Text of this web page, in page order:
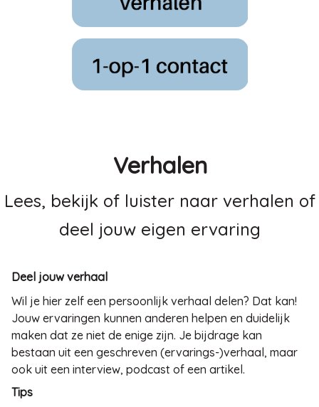
Verhalen
Lees, bekijk of luister naar verhalen of
deel jouw eigen ervaring
Deel jouw verhaal
Wil je hier zelf een persoonlijk verhaal delen? Dat kan!
Jouw ervaringen kunnen anderen helpen en duidelijk
maken dat ze niet de enige zijn. Je bijdrage kan
bestaan uit een geschreven (ervarings-)verhaal, maar
ook uit een interview, podcast of een artikel.
Tips